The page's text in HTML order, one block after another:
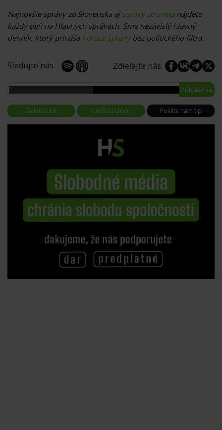
Najnovšie správy zo Slovenska aj správy zo svetanájdete
každý deň na Hlavných správach. Sme nezávislý hlavný
denník, ktorý prináša horúce správy bez politického filtra.
Sledujte nás Zdieľajte nás
Prihlásiť sa
Zdieľať link Nahlásiť chybu Pošlite nám tip